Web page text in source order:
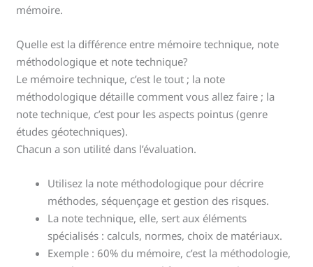
mémoire.
Quelle est la différence entre mémoire technique, note
méthodologique et note technique?
Le mémoire technique, c’est le tout ; la note
méthodologique détaille comment vous allez faire ; la
note technique, c’est pour les aspects pointus (genre
études géotechniques).
Chacun a son utilité dans l’évaluation.
Utilisez la note méthodologique pour décrire
méthodes, séquençage et gestion des risques.
La note technique, elle, sert aux éléments
spécialisés : calculs, normes, choix de matériaux.
Exemple : 60% du mémoire, c’est la méthodologie,